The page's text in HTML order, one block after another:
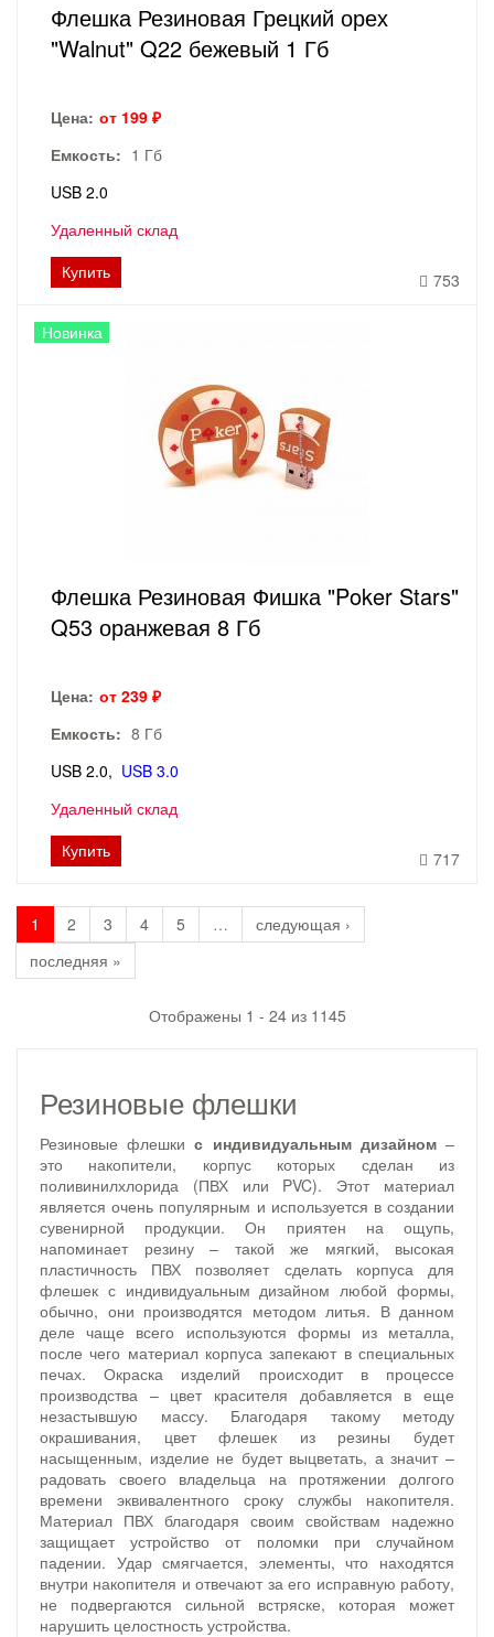
Флешка Резиновая Грецкий орех
"Walnut" Q22 бежевый 1 Гб
Цена: от 199 ₽
Емкость: 1 Гб
USB 2.0
Удаленный склад
Купить
753
Новинка
Флешка Резиновая Фишка "Poker Stars"
Q53 оранжевая 8 Гб
Цена: от 239 ₽
Емкость: 8 Гб
USB 2.0
USB 3.0
Удаленный склад
Купить
717
1 2 3 4 5 …
следующая ›
последняя »
Отображены 1 - 24 из 1145
Резиновые флешки
Резиновые флешкис индивидуальным дизайном–
это накопители, корпус которых сделан из
поливинилхлорида (ПВХ или PVC). Этот материал
является очень популярным и используется в создании
сувенирной продукции. Он приятен на ощупь,
напоминает резину – такой же мягкий, высокая
пластичность ПВХ позволяет сделать корпуса для
флешек с индивидуальным дизайном любой формы,
обычно, они производятся методом литья. В данном
деле чаще всего используются формы из металла,
после чего материал корпуса запекают в специальных
печах. Окраска изделий происходит в процессе
производства – цвет красителя добавляется в еще
незастывшую массу. Благодаря такому методу
окрашивания, цвет флешек из резины будет
насыщенным, изделие не будет выцветать, а значит –
радовать своего владельца на протяжении долгого
времени эквивалентного сроку службы накопителя.
Материал ПВХ благодаря своим свойствам надежно
защищает устройство от поломки при случайном
падении. Удар смягчается, элементы, что находятся
внутри накопителя и отвечают за его исправную работу,
не подвергаются сильной встряске, которая может
нарушить целостность устройства.